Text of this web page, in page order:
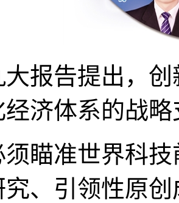
大报告提出，
济体系的战略
瞄准世界科
、引领性原